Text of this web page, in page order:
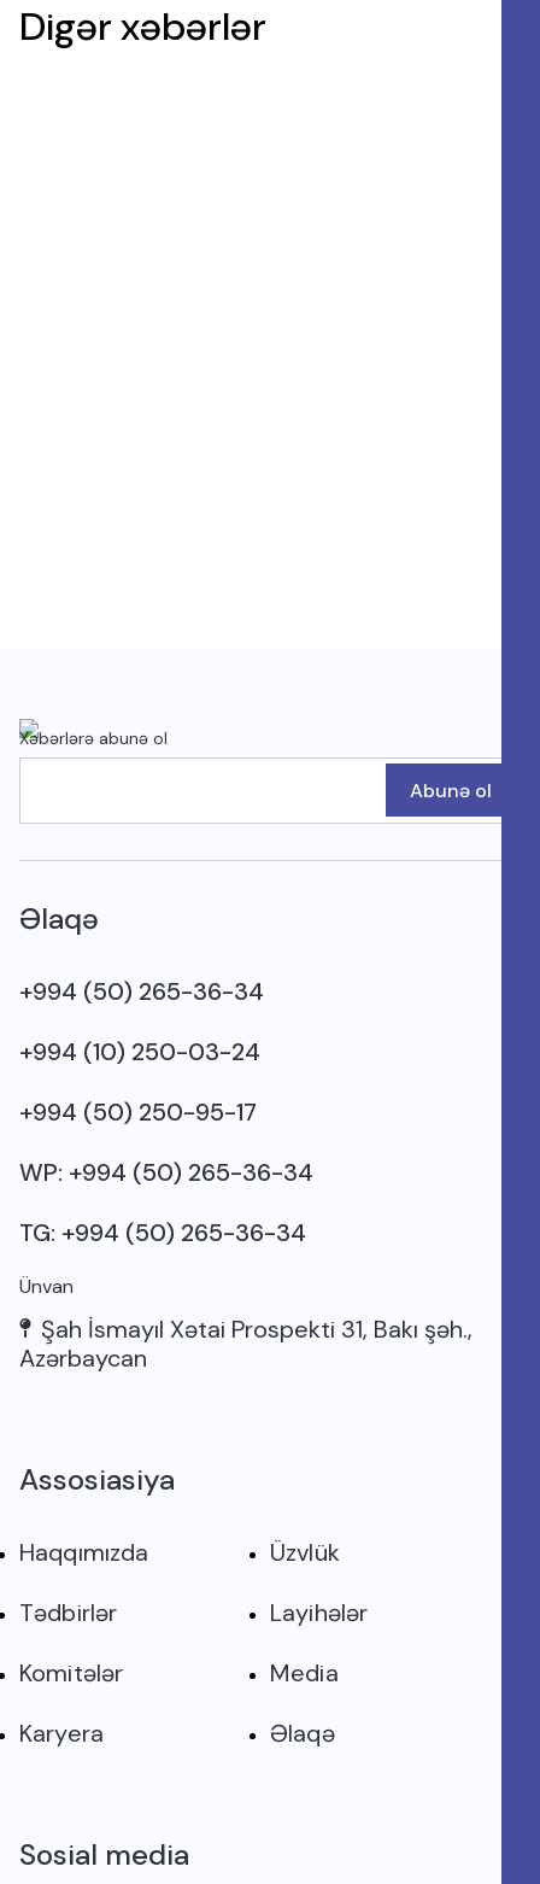
Digər xəbərlər
Xəbərlərə abunə ol
Abunə ol
Əlaqə
+994 (50) 265-36-34
+994 (10) 250-03-24
+994 (50) 250-95-17
WP: +994 (50) 265-36-34
TG: +994 (50) 265-36-34
Ünvan
Şah İsmayıl Xətai Prospekti 31, Bakı şəh.,
Azərbaycan
Assosiasiya
Haqqımızda
Üzvlük
Tədbirlər
Layihələr
Komitələr
Media
Karyera
Əlaqə
Sosial media